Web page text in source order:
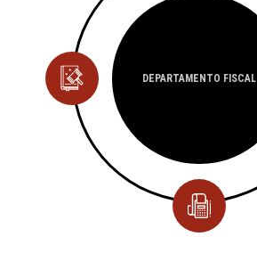
DEPARTAMENTO PESSOAL